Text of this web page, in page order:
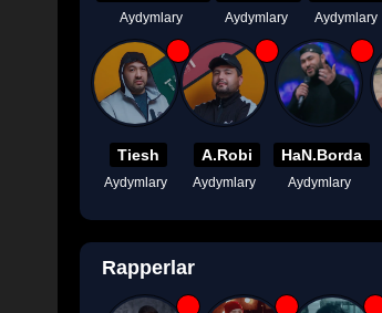
Aydymlary Aydymlary Aydymlary
Tiesh
Aydymlary
A.Robi
Aydymlary
HaN.Borda
Aydymlary
Rapperlar